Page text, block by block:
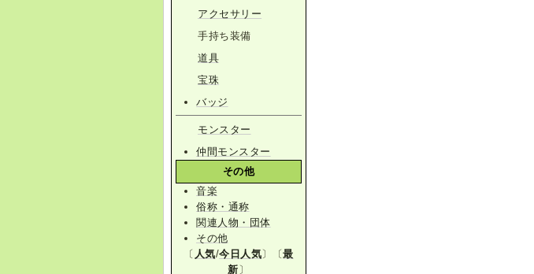
アクセサリー
手持ち装備
道具
宝珠
バッジ
モンスター
仲間モンスター
その他
音楽
俗称・通称
関連人物・団体
その他
〔 人気/今日人気〕〔最
新 〕